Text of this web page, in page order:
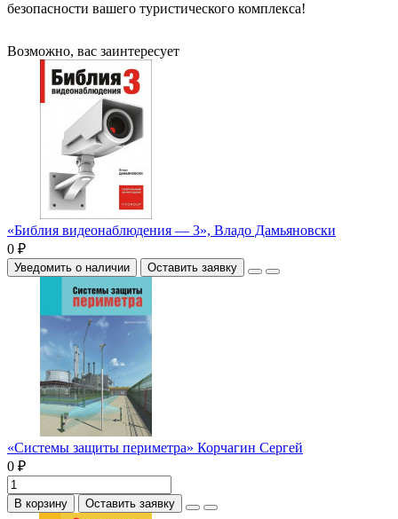
безопасности вашего туристического комплекса!
Возможно, вас заинтересует
«Библия видеонаблюдения — 3», Владо Дамьяновски
0 ₽
Уведомить о наличии Оставить заявку
«Системы защиты периметра» Корчагин Сергей
0 ₽
В корзину Оставить заявку